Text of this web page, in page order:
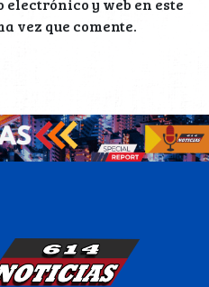
electrónico y web en este
vez que comente.